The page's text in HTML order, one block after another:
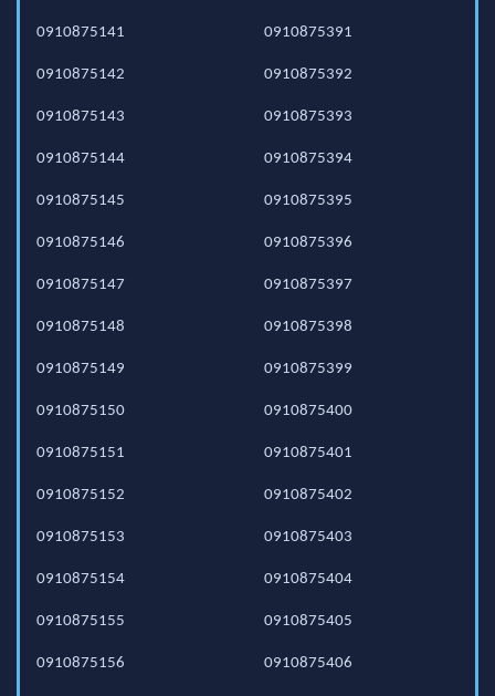
0910875141
0910875142
0910875143
0910875144
0910875145
0910875146
0910875147
0910875148
0910875149
0910875150
0910875151
0910875152
0910875153
0910875154
0910875155
0910875156
0910875391
0910875392
0910875393
0910875394
0910875395
0910875396
0910875397
0910875398
0910875399
0910875400
0910875401
0910875402
0910875403
0910875404
0910875405
0910875406